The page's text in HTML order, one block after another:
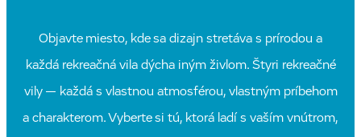
Objavte miesto, kde sa dizajn stretáva s prírodou a
každá rekreačná vila dýcha iným živlom. Štyri rekreačné
vily — každá s vlastnou atmosférou, vlastným príbehom
a charakterom. Vyberte si tú, ktorá ladí s vaším vnútrom,